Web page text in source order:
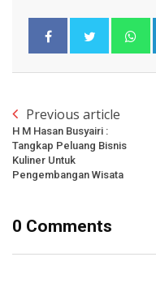
Previous article
H M Hasan Busyairi :
Tangkap Peluang Bisnis
Kuliner Untuk
Pengembangan Wisata
0 Comments